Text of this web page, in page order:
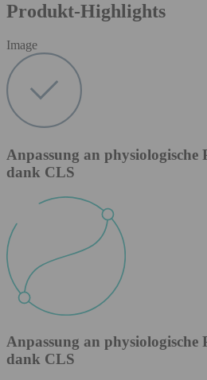
Produkt-Highlights
Image
Anpassung an physiologische
dank CLS
Anpassung an physiologische
dank CLS